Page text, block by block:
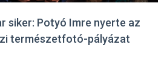
siker: Potyó Imre nyerte az
természetfotó-pályázat